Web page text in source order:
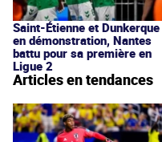
Saint-Étienne et Dunkerque
en démonstration, Nantes
battu pour sa première en
Ligue 2
Articles en tendances